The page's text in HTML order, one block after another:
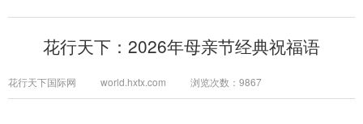
花行天下：2026年母亲节经典祝福语
花行天下国际网 world.hxtx.com 浏览次数：9867